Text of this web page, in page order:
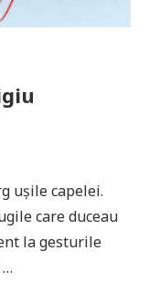
ușile capelei.
care duceau
la gesturile